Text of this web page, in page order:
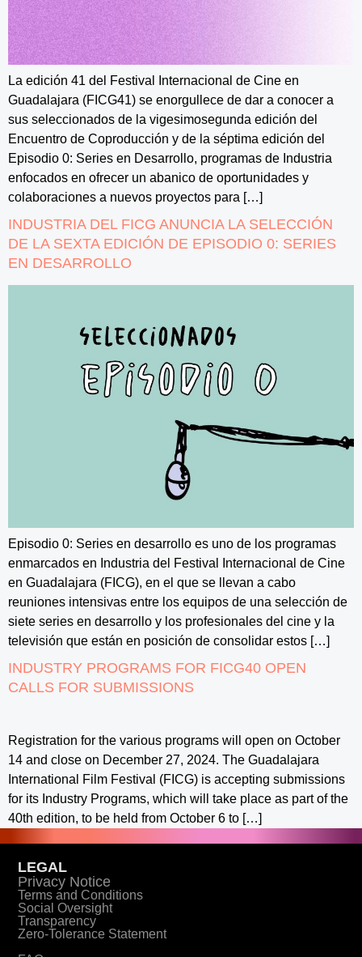
La edición 41 del Festival Internacional de Cine en
Guadalajara (FICG41) se enorgullece de dar a conocer a
sus seleccionados de la vigesimosegunda edición del
Encuentro de Coproducción y de la séptima edición del
Episodio 0: Series en Desarrollo, programas de Industria
enfocados en ofrecer un abanico de oportunidades y
colaboraciones a nuevos proyectos para […]
INDUSTRIA DEL FICG ANUNCIA LA SELECCIÓN
DE LA SEXTA EDICIÓN DE EPISODIO 0: SERIES
EN DESARROLLO
Episodio 0: Series en desarrollo es uno de los programas
enmarcados en Industria del Festival Internacional de Cine
en Guadalajara (FICG), en el que se llevan a cabo
reuniones intensivas entre los equipos de una selección de
siete series en desarrollo y los profesionales del cine y la
televisión que están en posición de consolidar estos […]
INDUSTRY PROGRAMS FOR FICG40 OPEN
CALLS FOR SUBMISSIONS
Registration for the various programs will open on October
14 and close on December 27, 2024. The Guadalajara
International Film Festival (FICG) is accepting submissions
for its Industry Programs, which will take place as part of the
40th edition, to be held from October 6 to […]
LEGAL
Privacy Notice
Terms and Conditions
Social Oversight
Transparency
Zero-Tolerance Statement